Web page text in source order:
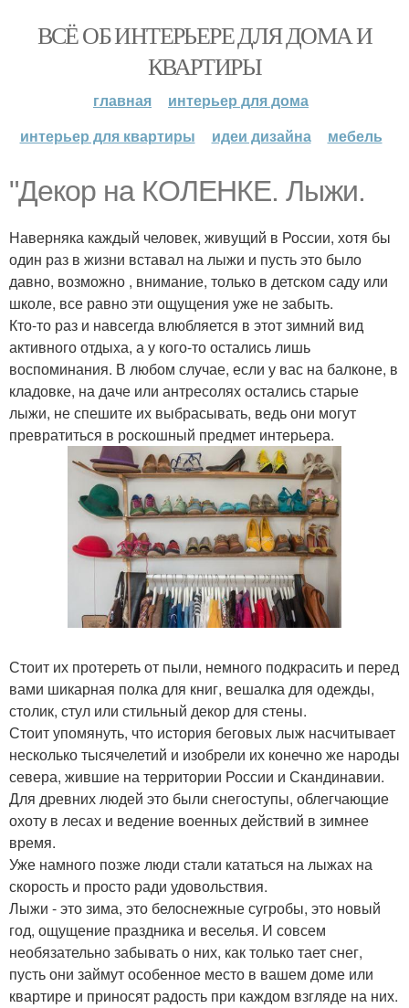
ВСЁ ОБ ИНТЕРЬЕРЕ ДЛЯ ДОМА И
КВАРТИРЫ
главная
интерьер для дома
интерьер для квартиры
идеи дизайна мебель
"Декор на КОЛЕНКЕ. Лыжи.
Наверняка каждый человек, живущий в России, хотя бы
один раз в жизни вставал на лыжи и пусть это было
давно, возможно , внимание, только в детском саду или
школе, все равно эти ощущения уже не забыть.
Кто-то раз и навсегда влюбляется в этот зимний вид
активного отдыха, а у кого-то остались лишь
воспоминания. В любом случае, если у вас на балконе, в
кладовке, на даче или антресолях остались старые
лыжи, не спешите их выбрасывать, ведь они могут
превратиться в роскошный предмет интерьера.
Стоит их протереть от пыли, немного подкрасить и перед
вами шикарная полка для книг, вешалка для одежды,
столик, стул или стильный декор для стены.
Стоит упомянуть, что история беговых лыж насчитывает
несколько тысячелетий и изобрели их конечно же народы
севера, жившие на территории России и Скандинавии.
Для древних людей это были снегоступы, облегчающие
охоту в лесах и ведение военных действий в зимнее
время.
Уже намного позже люди стали кататься на лыжах на
скорость и просто ради удовольствия.
Лыжи - это зима, это белоснежные сугробы, это новый
год, ощущение праздника и веселья. И совсем
необязательно забывать о них, как только тает снег,
пусть они займут особенное место в вашем доме или
квартире и приносят радость при каждом взгляде на них.